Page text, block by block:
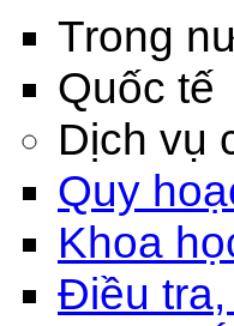
Trong
Quốc tế
Dịch vụ
Quy
Khoa
Điều tra,